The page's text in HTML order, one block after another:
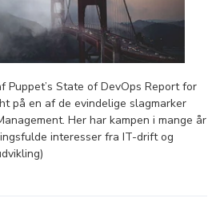
Puppet’s State of DevOps Report for
på en af de evindelige slagmarker
Her har kampen i mange år
interesser fra IT-drift og